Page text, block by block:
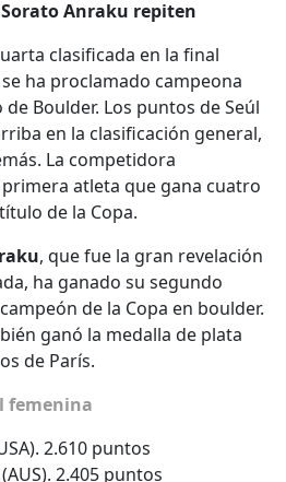
Anraku repiten
clasificada en la final
ha proclamado campeona
Boulder. Los puntos de Seúl
en la clasificación general,
La competidora
atleta que gana cuatro
de la Copa.
, que fue la gran revelación
ha ganado su segundo
de la Copa en boulder.
ganó la medalla de plata
de París.
femenina
2.610 puntos
2.405 puntos